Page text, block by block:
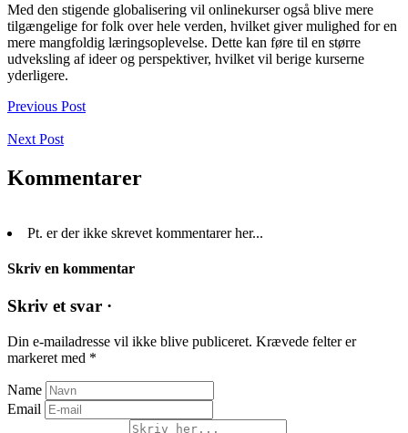
Med den stigende globalisering vil onlinekurser også blive mere
tilgængelige for folk over hele verden, hvilket giver mulighed for en
mere mangfoldig læringsoplevelse. Dette kan føre til en større
udveksling af ideer og perspektiver, hvilket vil berige kurserne
yderligere.
Previous Post
Next Post
Kommentarer
Pt. er der ikke skrevet kommentarer her...
Skriv en kommentar
Skriv et svar ·
Din e-mailadresse vil ikke blive publiceret. Krævede felter er
markeret med *
Name
Email